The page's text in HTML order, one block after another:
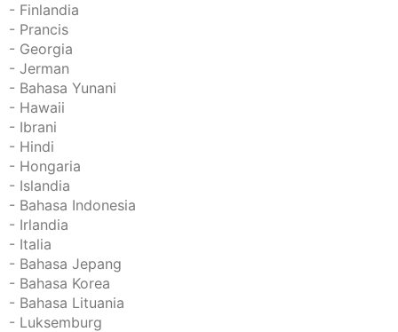
- Finlandia
- Prancis
- Georgia
- Jerman
- Bahasa Yunani
- Hawaii
- Ibrani
- Hindi
- Hongaria
- Islandia
- Bahasa Indonesia
- Irlandia
- Italia
- Bahasa Jepang
- Bahasa Korea
- Bahasa Lituania
- Luksemburg